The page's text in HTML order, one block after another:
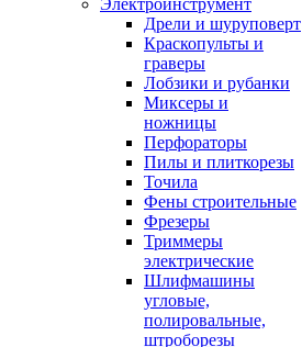
Электроинструмент
Дрели и шуруповерт
Краскопульты и
граверы
Лобзики и рубанки
Миксеры и
ножницы
Перфораторы
Пилы и плиткорезы
Точила
Фены строительные
Фрезеры
Триммеры
электрические
Шлифмашины
угловые,
полировальные,
штроборезы